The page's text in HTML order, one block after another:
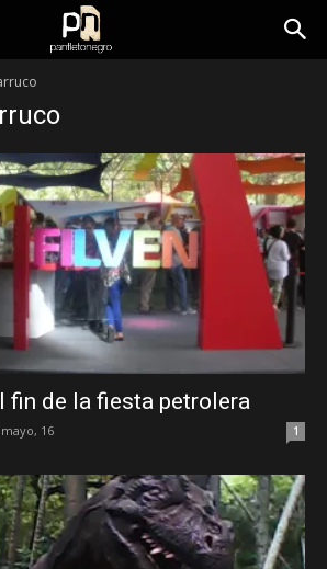
fin de la fiesta petrolera
mayo, 16 1